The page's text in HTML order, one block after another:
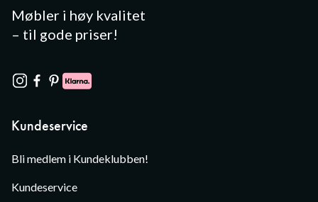
Møbler i høy kvalitet
– til gode priser!
Kundeservice
Bli medlem i Kundeklubben!
Kundeservice